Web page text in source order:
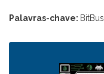
Palavras-chave: